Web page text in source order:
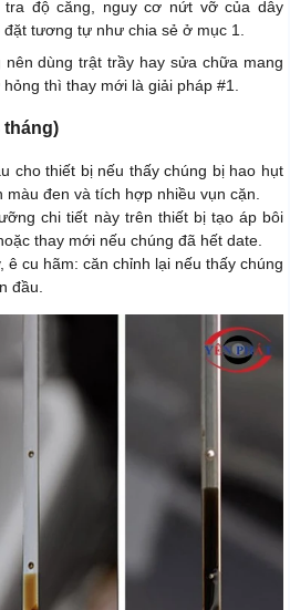
độ căng, nguy cơ nứt vỡ của dây
tương tự như chia sẻ ở mục 1.
dùng trật trầy hay sửa chữa mang
thì thay mới là giải pháp #1.
tháng)
cho thiết bị nếu thấy chúng bị hao hụt
màu đen và tích hợp nhiều vụn cặn.
chi tiết này trên thiết bị tạo áp bôi
thay mới nếu chúng đã hết date.
ê cu hãm: căn chỉnh lại nếu thấy chúng
đầu.